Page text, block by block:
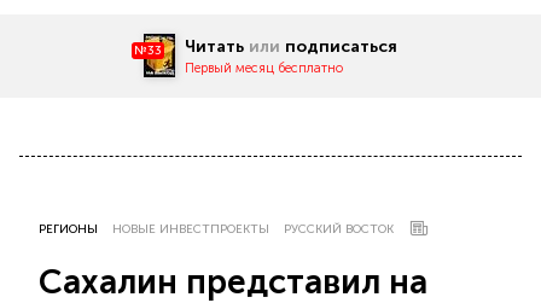
№33 Читать или подписаться
Первый месяц бесплатно
РЕГИОНЫ НОВЫЕ ИНВЕСТПРОЕКТЫ РУССКИЙ ВОСТОК
Сахалин представил на